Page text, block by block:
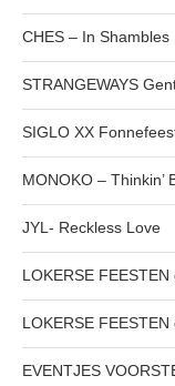
CHES – In Shambles
STRANGEWAYS
SIGLO XX
MONOKO – Thinkin’
JYL- Reckless Love
LOKERSE
LOKERSE
EVENTJES